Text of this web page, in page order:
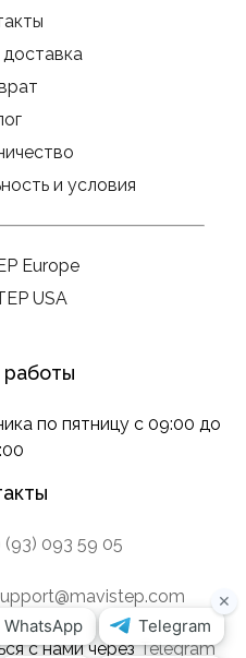
и условия
Europe
USA
работы
по пятницу с 09:00 до
(93) 093 59 05
с нами черезTelegram